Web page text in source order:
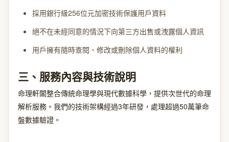
採用銀行級256位元加密技術保護用戶資料
絕不在未經同意的情況下向第三方出售或洩露個人資訊
用戶擁有隨時查閱、修改或刪除個人資料的權利
三、服務內容與技術說明
命理軒閣整合傳統命理學與現代數據科學，提供次世代的命理
解析服務。我們的技術架構經過3年研發，處理超過50萬筆命
盤數據驗證。